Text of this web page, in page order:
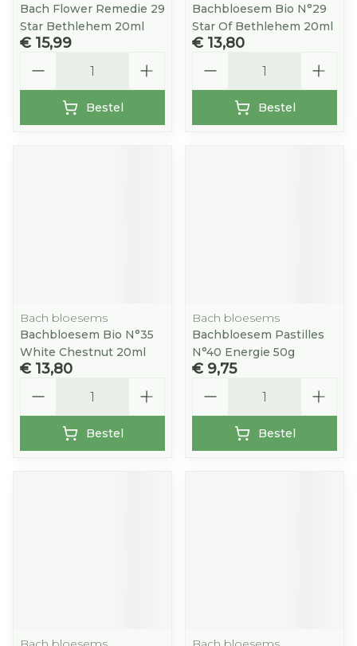
Bach Flower Remedie 29
Star Bethlehem 20ml
€ 15,99
Bestel
Bachbloesem Bio N°29
Star Of Bethlehem 20ml
€ 13,80
Bestel
Bach bloesems
Bachbloesem Bio N°35
White Chestnut 20ml
€ 13,80
Bestel
Bach bloesems
Bachbloesem Pastilles
N°40 Energie 50g
€ 9,75
Bestel